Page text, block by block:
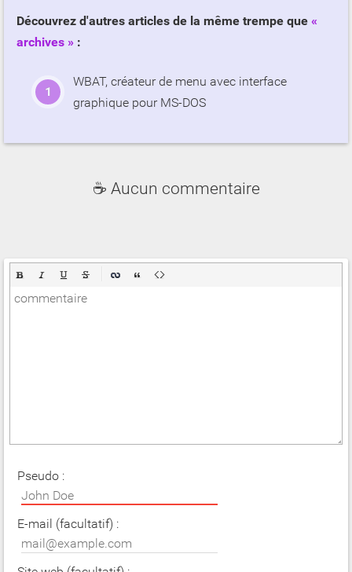
Découvrez d'autres articles de la même trempe que
archives
:
WBAT, créateur de menu avec interface
graphique pour MS-DOS
☕ Aucun commentaire
Pseudo :
E-mail (facultatif) :